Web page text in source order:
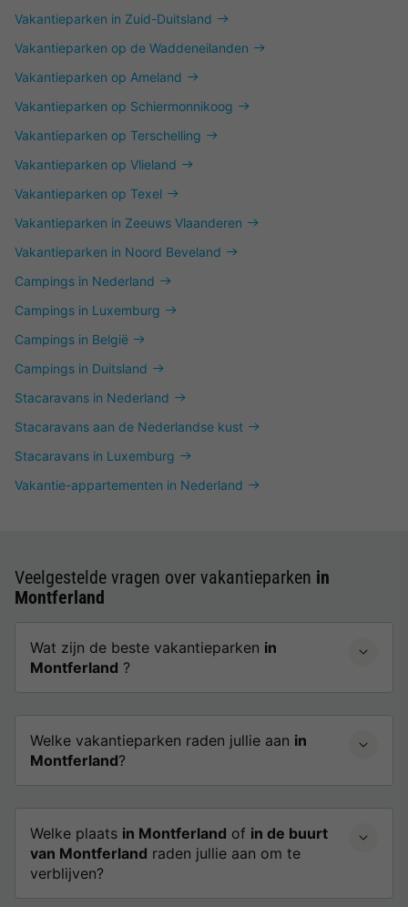
Vakantieparken in Zuid-Duitsland
Vakantieparken op de Waddeneilanden
Vakantieparken op Ameland
Vakantieparken op Schiermonnikoog
Vakantieparken op Terschelling
Vakantieparken op Vlieland
Vakantieparken op Texel
Vakantieparken in Zeeuws Vlaanderen
Vakantieparken in Noord Beveland
Campings in Nederland
Campings in Luxemburg
Campings in België
Campings in Duitsland
Stacaravans in Nederland
Stacaravans aan de Nederlandse kust
Stacaravans in Luxemburg
Vakantie-appartementen in Nederland
Veelgestelde vragen over vakantieparken in
Montferland
Wat zijn de beste vakantieparken in
Montferland ?
Welke vakantieparken raden jullie aan in
Montferland?
Welke plaats in Montferland of in de buurt
van Montferland raden jullie aan om te
verblijven?